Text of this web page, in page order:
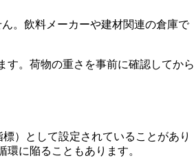
。飲料メーカーや建材関連の倉庫で
す。荷物の重さを事前に確認してから
）として設定されていることがあり
に陥ることもあります。